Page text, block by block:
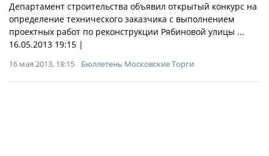
Департамент строительства объявил открытый конкурс на
определение технического заказчика с выполнением
проектных работ по реконструкции Рябиновой улицы ...
16.05.2013 19:15 |
16 мая 2013, 18:15 Бюллетень Московские Торги